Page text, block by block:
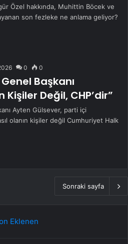
Özel hakkında, Muhittin Böcek ve
son fezleke ne anlama geliyor?
0 0
Genel Başkanı
Değil, CHP’dir”
Ayten Gülsever, parti içi
olanın kişiler değil Cumhuriyet Halk
Sonraki sayfa
Eklenen